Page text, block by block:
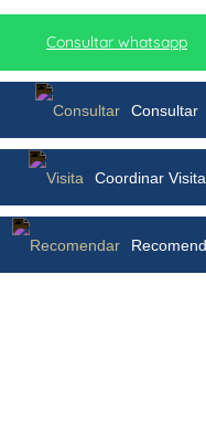
Consultar whatsapp
Consultar
Coordinar Visita